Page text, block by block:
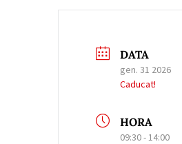
DATA
gen. 31 2026
Caducat!
HORA
09:30 - 14:00